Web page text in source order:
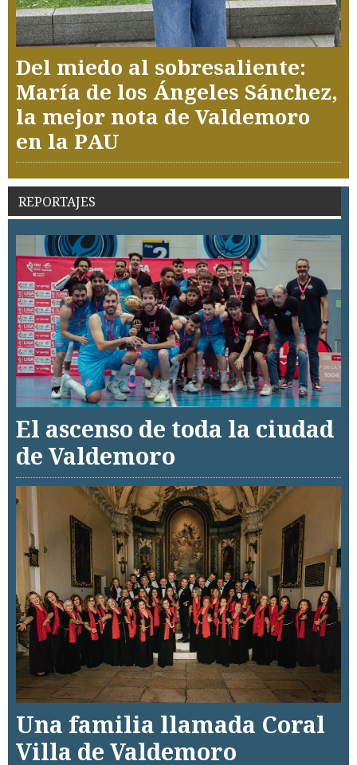
Del miedo al sobresaliente:
María de los Ángeles Sánchez,
la mejor nota de Valdemoro
en la PAU
REPORTAJES
El ascenso de toda la ciudad
de Valdemoro
Una familia llamada Coral
Villa de Valdemoro